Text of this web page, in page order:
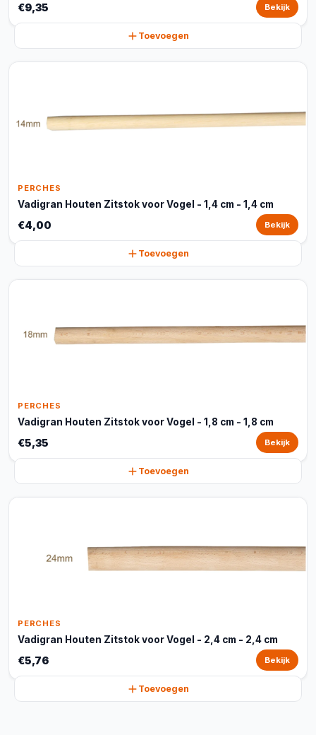
€9,35 Bekijk
Toevoegen
PERCHES
Vadigran Houten Zitstok voor Vogel - 1,4 cm - 1,4 cm
€4,00 Bekijk
Toevoegen
PERCHES
Vadigran Houten Zitstok voor Vogel - 1,8 cm - 1,8 cm
€5,35 Bekijk
Toevoegen
PERCHES
Vadigran Houten Zitstok voor Vogel - 2,4 cm - 2,4 cm
€5,76 Bekijk
Toevoegen